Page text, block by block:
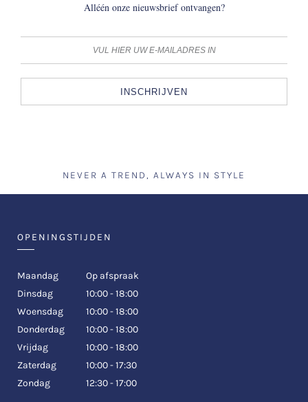
Alléén onze nieuwsbrief ontvangen?
INSCHRIJVEN
NEVER A TREND, ALWAYS IN STYLE
OPENINGSTIJDEN
Maandag
Op afspraak
Dinsdag
10:00 - 18:00
Woensdag
10:00 - 18:00
Donderdag
10:00 - 18:00
Vrijdag
10:00 - 18:00
Zaterdag
10:00 - 17:30
Zondag
12:30 - 17:00